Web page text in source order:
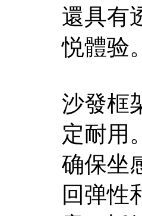
還具有
悦體验。
沙發框
定耐用
确保坐
回弹性